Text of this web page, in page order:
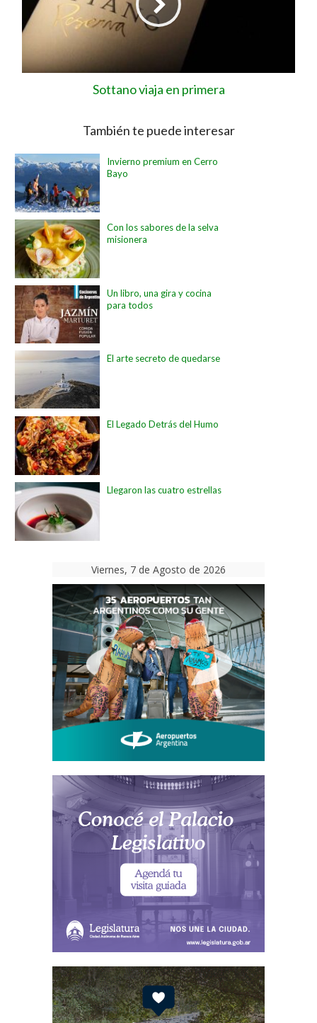
Sottano viaja en primera
También te puede interesar
Invierno premium en Cerro
Bayo
Con los sabores de la selva
misionera
Un libro, una gira y cocina
para todos
El arte secreto de quedarse
El Legado Detrás del Humo
Llegaron las cuatro estrellas
Viernes, 7 de Agosto de 2026